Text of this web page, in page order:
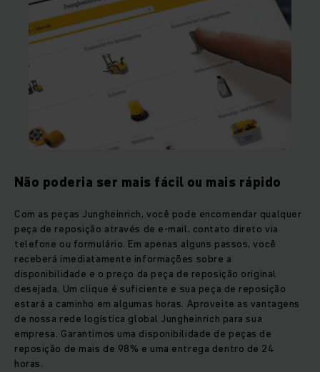
Não poderia ser mais fácil ou mais rápido
Com as peças Jungheinrich, você pode encomendar qualquer
peça de reposição através de e-mail, contato direto via
telefone ou formulário. Em apenas alguns passos, você
receberá imediatamente informações sobre a
disponibilidade e o preço da peça de reposição original
desejada. Um clique é suficiente e sua peça de reposição
estará a caminho em algumas horas. Aproveite as vantagens
de nossa rede logística global Jungheinrich para sua
empresa. Garantimos uma disponibilidade de peças de
reposição de mais de 98% e uma entrega dentro de 24
horas.